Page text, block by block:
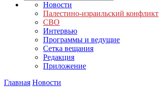
Новости
Палестино-израильский конфликт
СВО
Интервью
Программы и ведущие
Сетка вещания
Редакция
Приложение
Главная Новости